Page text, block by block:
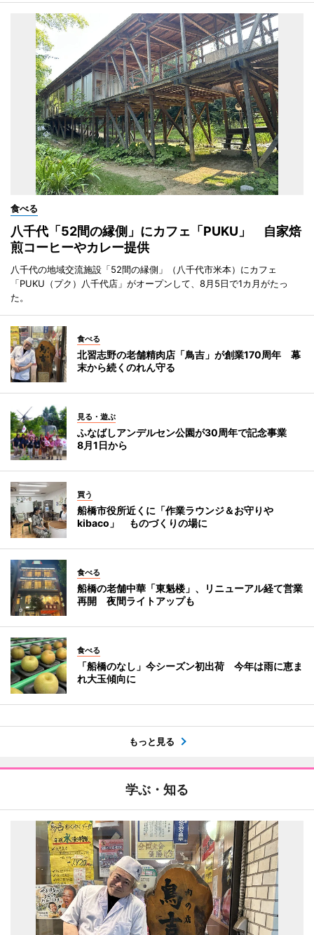
食べる
八千代「52間の縁側」にカフェ「PUKU」 自家焙
煎コーヒーやカレー提供
八千代の地域交流施設「52間の縁側」（八千代市米本）にカフェ
「PUKU（プク）八千代店」がオープンして、8月5日で1カ月がたっ
た。
食べる
北習志野の老舗精肉店「鳥吉」が創業170周年 幕
末から続くのれん守る
見る・遊ぶ
ふなばしアンデルセン公園が30周年で記念事業
8月1日から
買う
船橋市役所近くに「作業ラウンジ＆お守りや
kibaco」 ものづくりの場に
食べる
船橋の老舗中華「東魁楼」、リニューアル経て営業
再開 夜間ライトアップも
食べる
「船橋のなし」今シーズン初出荷 今年は雨に恵ま
れ大玉傾向に
もっと見る
学ぶ・知る